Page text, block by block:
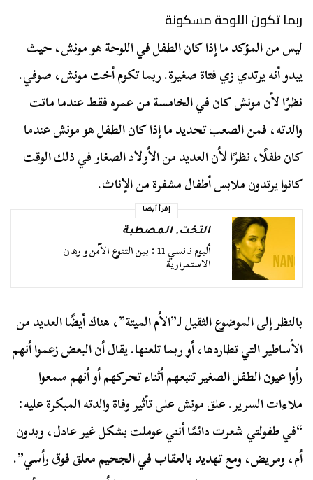
ربما تكون اللوحة مسكونة
ليس من المؤكد ما إذا كان الطفل في اللوحة هو مونش، حيث
يبدو أنه يرتدي زي فتاة صغيرة. ربما تكوم أخت مونش، صوفي.
نظرًا لأن مونش كان في الخامسة من عمره فقط عندما ماتت
والدته، فمن الصعب تحديد ما إذا كان الطفل هو مونش عندما
كان طفلًا، نظرًا لأن العديد من الأولاد الصغار في ذلك الوقت
كانوا يرتدون ملابس أطفال مشفرة من الإناث.
إقرأ أيضا
التخت,المصطبة
ألبوم نانسي 11 : بين التنوع الآمن و رهان
الاستمرارية
بالنظر إلى الموضوع الثقيل لـ”الأم الميتة”، هناك أيضًا العديد من
الأساطير التي تطاردها، أو ربما تلعنها. يقال أن البعض زعموا أنهم
رأوا عيون الطفل الصغير تتبعهم أثناء تحركهم أو أنهم سمعوا
ملاءات السرير. علق مونش على تأثير وفاة والدته المبكرة عليه:
“في طفولتي شعرت دائمًا أنني عوملت بشكل غير عادل، وبدون
أم، ومريض، ومع تهديد بالعقاب في الجحيم معلق فوق رأسي”.